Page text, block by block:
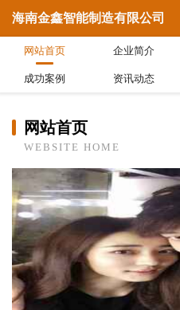
海南金鑫智能制造有限公司
网站首页 企业简介
成功案例 资讯动态
网站首页
WEBSITE HOME